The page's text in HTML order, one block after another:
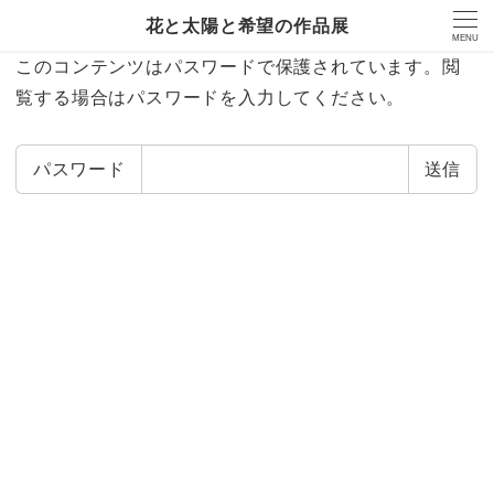
花と太陽と希望の作品展
MENU
このコンテンツはパスワードで保護されています。閲
覧する場合はパスワードを入力してください。
パスワード